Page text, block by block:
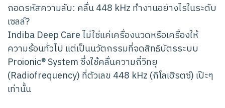
ถอดรหัสความลับ: คลื่น 448 kHz ทำงานอย่างไรในระดับ
เซลล์?
Indiba Deep Care ไม่ใช่แค่เครื่องนวดหรือเครื่องให้
ความร้อนทั่วไป แต่เป็นนวัตกรรมที่จดสิทธิบัตรระบบ
Proionic® System ซึ่งใช้คลื่นความถี่วิทยุ
(Radiofrequency) ที่ตัวเลข 448 kHz (กิโลเฮิรตซ์) เป๊ะๆ
เท่านั้น